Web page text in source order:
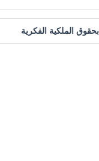
بحقوق الملكية الفكرية